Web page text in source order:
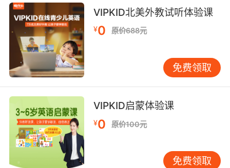
让他们找代客泊车服务 别顽固不化
7. If we had a valet, you'd walk right in.
如果我们有代客泊车员 你就直接走进来
8. I've been saying for months that we need
valet.
我都說了好幾個月了我們也得代客停車
9. Your date just took it to the valet.
您的男伴刚才拿给服务员了
VIPKID北美外教试听体验课
¥0 原价688元
免费领取
VIPKID启蒙体验课
¥0 原价100元
免费领取